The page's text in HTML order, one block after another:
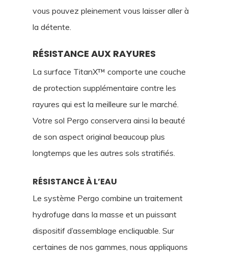
vous pouvez pleinement vous laisser aller à
la détente.
RÉSISTANCE AUX RAYURES
La surface TitanX™ comporte une couche
de protection supplémentaire contre les
rayures qui est la meilleure sur le marché.
Votre sol Pergo conservera ainsi la beauté
de son aspect original beaucoup plus
longtemps que les autres sols stratifiés.
RÉSISTANCE À L’EAU
Le système Pergo combine un traitement
hydrofuge dans la masse et un puissant
dispositif d’assemblage encliquable. Sur
certaines de nos gammes, nous appliquons